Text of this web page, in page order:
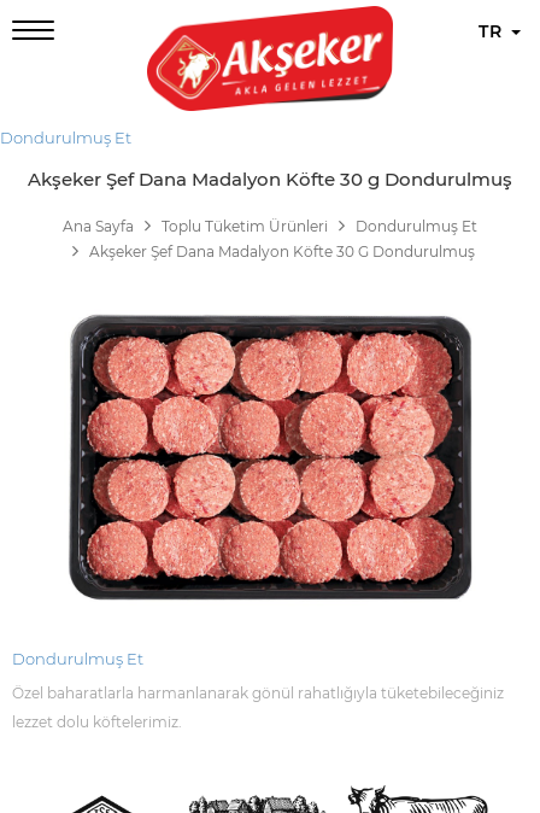
TR
Dondurulmuş Et
Akşeker Şef Dana Madalyon Köfte 30 g Dondurulmuş
Ana Sayfa Toplu Tüketim Ürünleri
Dondurulmuş Et
Akşeker Şef Dana Madalyon Köfte 30 G Dondurulmuş
Dondurulmuş Et
Özel baharatlarla harmanlanarak gönül rahatlığıyla tüketebileceğiniz
lezzet dolu köftelerimiz.